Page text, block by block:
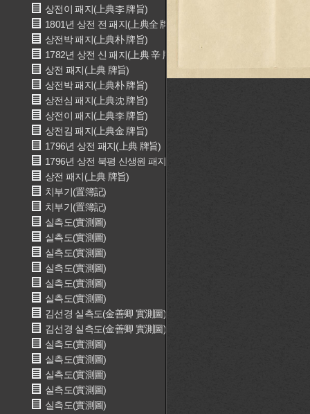
상전이 패지(上典李 牌旨)
1801년 상전 전 패지(上典全 牌旨)
상전박 패지(上典朴 牌旨)
1782년 상전 신 패지(上典 辛 牌旨)
상전 패지(上典 牌旨)
상전박 패지(上典朴 牌旨)
상전심 패지(上典沈 牌旨)
상전이 패지(上典李 牌旨)
상전김 패지(上典金 牌旨)
1796년 상전 패지(上典 牌旨)
1796년 상전 북평 신생원 패지(上典 北坪 辛生員 牌旨)
상전 패지(上典 牌旨)
치부기(置簿記)
치부기(置簿記)
실측도(實測圖)
실측도(實測圖)
실측도(實測圖)
실측도(實測圖)
실측도(實測圖)
실측도(實測圖)
김선경 실측도(金善卿 實測圖)
김선경 실측도(金善卿 實測圖)
실측도(實測圖)
실측도(實測圖)
실측도(實測圖)
실측도(實測圖)
실측도(實測圖)